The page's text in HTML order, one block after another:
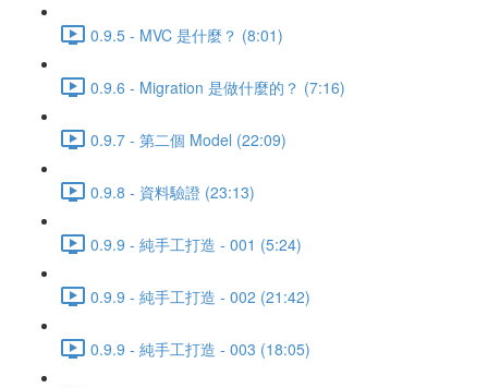
0.9.5 - MVC 是什麼？ (8:01)
0.9.6 - Migration 是做什麼的？ (7:16)
0.9.7 - 第二個 Model (22:09)
0.9.8 - 資料驗證 (23:13)
0.9.9 - 純手工打造 - 001 (5:24)
0.9.9 - 純手工打造 - 002 (21:42)
0.9.9 - 純手工打造 - 003 (18:05)